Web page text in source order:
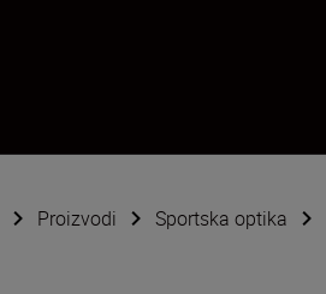
Proizvodi Sportska optika